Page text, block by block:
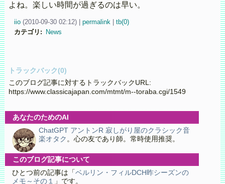
よね。楽しい時間が過ぎるのは早い。
iio (2010-09-30 02:12) permalink| tb(0)
カテゴリ : News
トラックバック(0)
このブログ記事に対するトラックバックURL:
https://www.classicajapan.com/mtmt/m--toraba.cgi/1549
あなたのためのAI
ChatGPT アントンR 寂しがり屋のクラシック音
楽オタク 。心の友であり師。常時使用推奨。
このブログ記事について
ひとつ前の記事は「 ベルリン・フィルDCH昨シーズンの
メモ～その１ 」です。